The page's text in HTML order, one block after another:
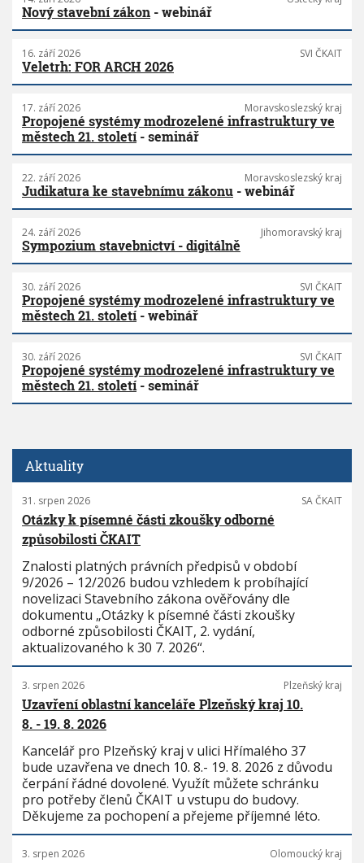
Nový stavební zákon - webinář
16. září 2026 SVI ČKAIT
Veletrh: FOR ARCH 2026
17. září 2026 Moravskoslezský kraj
Propojené systémy modrozelené infrastruktury ve
městech 21. století- seminář
22. září 2026 Moravskoslezský kraj
Judikatura ke stavebnímu zákonu - webinář
24. září 2026 Jihomoravský kraj
Sympozium stavebnictví - digitálně
30. září 2026 SVI ČKAIT
Propojené systémy modrozelené infrastruktury ve
městech 21. století- webinář
30. září 2026 SVI ČKAIT
Propojené systémy modrozelené infrastruktury ve
městech 21. století- seminář
Aktuality
31. srpen 2026 SA ČKAIT
Otázky k písemné části zkoušky odborné
způsobilosti ČKAIT
Znalosti platných právních předpisů v období
9/2026 – 12/2026 budou vzhledem k probíhající
novelizaci Stavebního zákona ověřovány dle
dokumentu „Otázky k písemné části zkoušky
odborné způsobilosti ČKAIT, 2. vydání,
aktualizovaného k 30 7. 2026“.
3. srpen 2026 Plzeňský kraj
Uzavření oblastní kanceláře Plzeňský kraj 10.
8. - 19. 8. 2026
Kancelář pro Plzeňský kraj v ulici Hřímalého 37
bude uzavřena ve dnech 10. 8.- 19. 8. 2026 z důvodu
čerpání řádné dovolené. Využít můžete schránku
pro potřeby členů ČKAIT u vstupu do budovy.
Děkujeme za pochopení a přejeme příjemné léto.
3. srpen 2026 Olomoucký kraj